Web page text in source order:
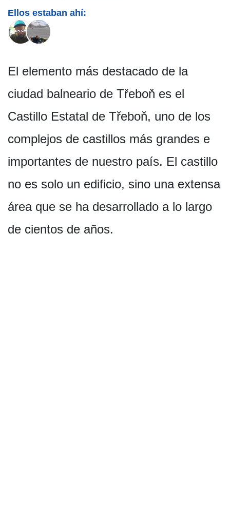
Ellos estaban ahí:
El elemento más destacado de la
ciudad balneario de Třeboň es el
Castillo Estatal de Třeboň, uno de los
complejos de castillos más grandes e
importantes de nuestro país. El castillo
no es solo un edificio, sino una extensa
área que se ha desarrollado a lo largo
de cientos de años.